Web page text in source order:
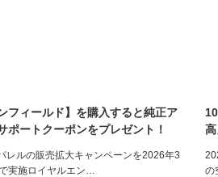
フィールド】を購入すると純正ア
ポートクーポンをプレゼント！
レルの販売拡大キャンペーンを2026年3
実施ロイヤルエン…
の